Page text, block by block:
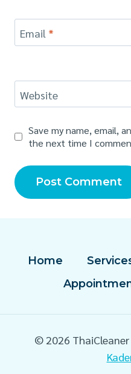
Email *
Website
Save my name, email,
the next time I
Home
© 2026 ThaiCleaner